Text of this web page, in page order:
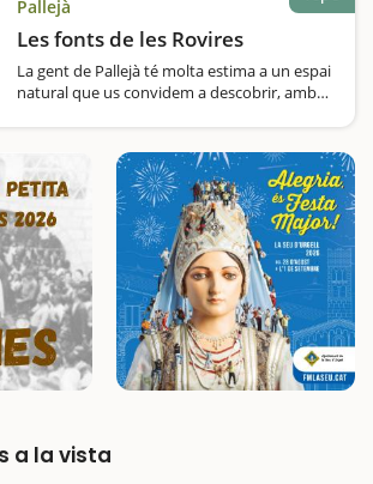
metropolitanes, emergeix un oasi de verdor
que els habitants de Sant Joan Despí,…
Pallejà
Les fonts de les Rovires
La gent de Pallejà té molta estima a un espai
natural que us convidem a descobrir, amb
indicada des del tanatori municipal, situat a
la sortida nord de Pallejà, us…
a la vista